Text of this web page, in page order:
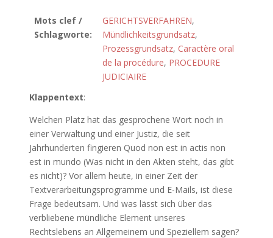
Mots clef /
Schlagworte:
GERICHTSVERFAHREN,
Mündlichkeitsgrundsatz,
Prozessgrundsatz, Caractère oral
de la procédure, PROCEDURE
JUDICIAIRE
Klappentext:
Welchen Platz hat das gesprochene Wort noch in
einer Verwaltung und einer Justiz, die seit
Jahrhunderten fingieren Quod non est in actis non
est in mundo (Was nicht in den Akten steht, das gibt
es nicht)? Vor allem heute, in einer Zeit der
Textverarbeitungsprogramme und E-Mails, ist diese
Frage bedeutsam. Und was lässt sich über das
verbliebene mündliche Element unseres
Rechtslebens an Allgemeinem und Speziellem sagen?